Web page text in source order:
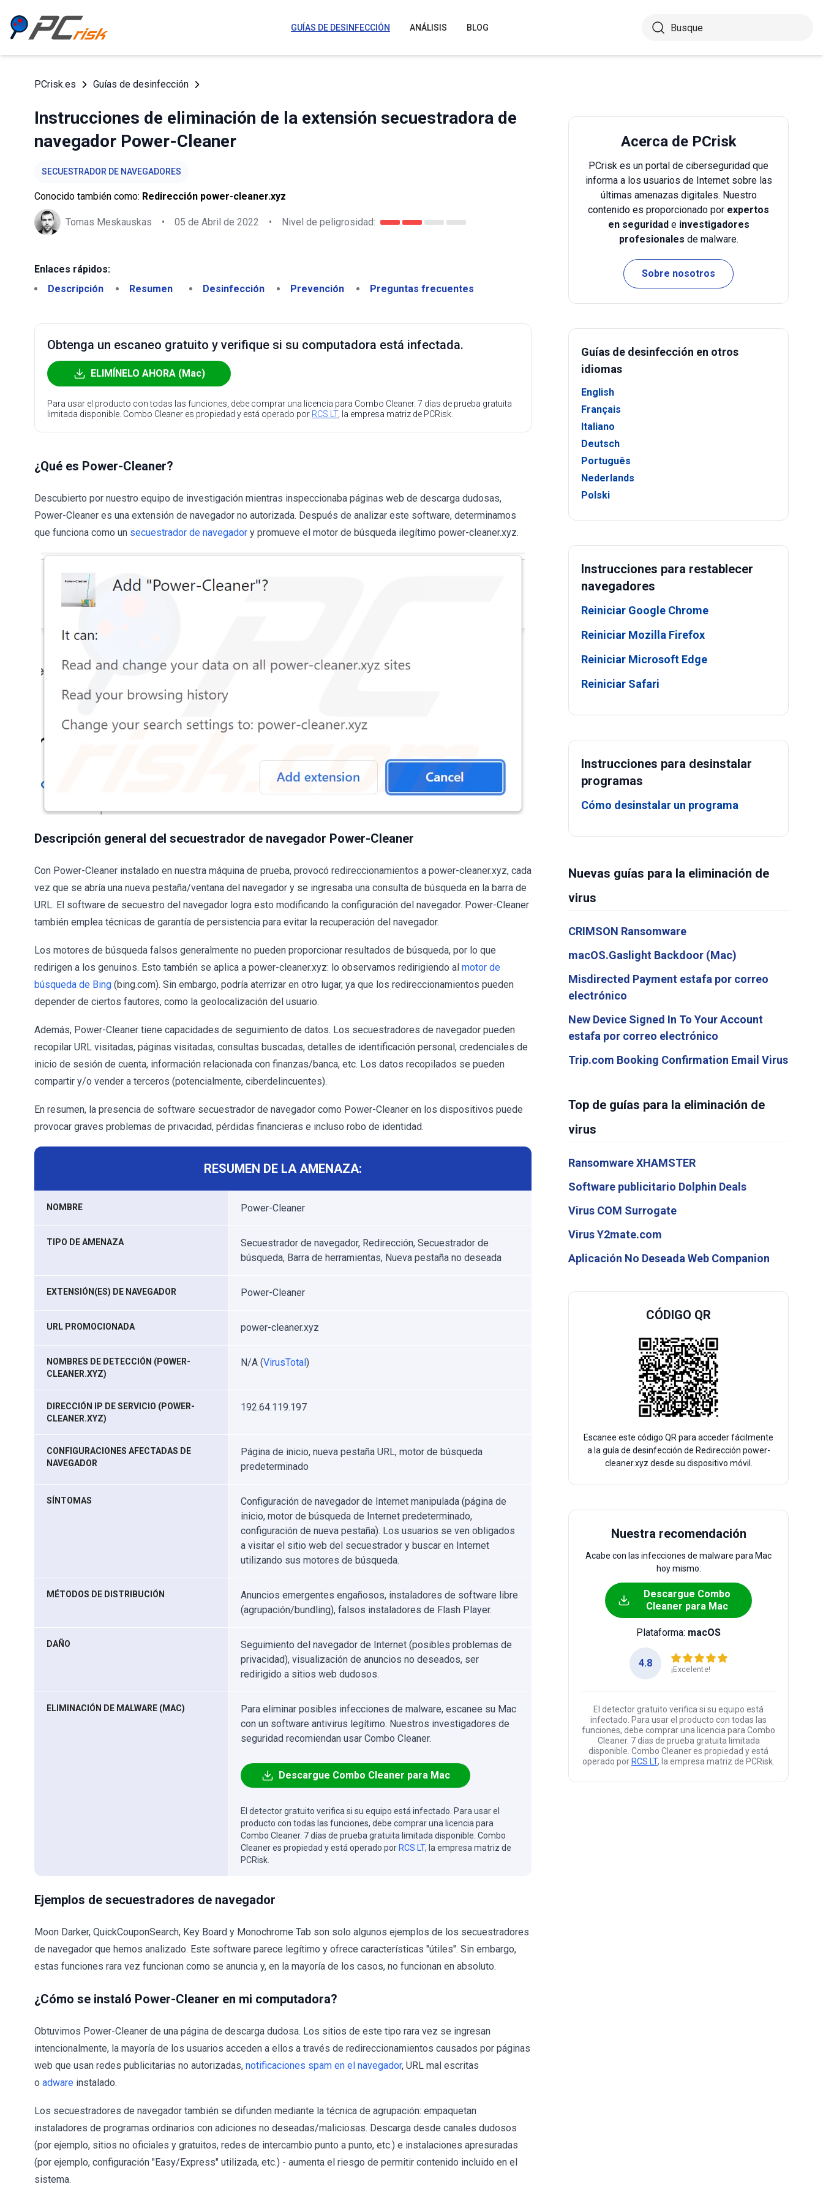
GUÍAS DE DESINFECCIÓN ANÁLISIS BLOG
PCrisk.es Guías de desinfección
Instrucciones de eliminación de la extensión secuestradora de
navegador Power-Cleaner
SECUESTRADOR DE NAVEGADORES
Conocido también como: Redirección power-cleaner.xyz
Tomas Meskauskas • 05 de Abril de 2022 • Nivel de peligrosidad:
Enlaces rápidos:
Descripción
Resumen Desinfección Prevención Preguntas frecuentes
Obtenga un escaneo gratuito y verifique si su computadora está infectada.
ELIMÍNELO AHORA (Mac)
Para usar el producto con todas las funciones, debe comprar una licencia para Combo Cleaner. 7 días de prueba gratuita
limitada disponible. Combo Cleaner es propiedad y está operado por RCS LT, la empresa matriz de PCRisk.
¿Qué es Power-Cleaner?
Descubierto por nuestro equipo de investigación mientras inspeccionaba páginas web de descarga dudosas,
Power-Cleaner es una extensión de navegador no autorizada. Después de analizar este software, determinamos
que funciona como un secuestrador de navegador y promueve el motor de búsqueda ilegítimo power-cleaner.xyz.
Descripción general del secuestrador de navegador Power-Cleaner
Con Power-Cleaner instalado en nuestra máquina de prueba, provocó redireccionamientos a power-cleaner.xyz, cada
vez que se abría una nueva pestaña/ventana del navegador y se ingresaba una consulta de búsqueda en la barra de
URL. El software de secuestro del navegador logra esto modificando la configuración del navegador. Power-Cleaner
también emplea técnicas de garantía de persistencia para evitar la recuperación del navegador.
Los motores de búsqueda falsos generalmente no pueden proporcionar resultados de búsqueda, por lo que
redirigen a los genuinos. Esto también se aplica a power-cleaner.xyz: lo observamos redirigiendo al motor de
búsqueda de Bing (bing.com). Sin embargo, podría aterrizar en otro lugar, ya que los redireccionamientos pueden
depender de ciertos fautores, como la geolocalización del usuario.
Además, Power-Cleaner tiene capacidades de seguimiento de datos. Los secuestradores de navegador pueden
recopilar URL visitadas, páginas visitadas, consultas buscadas, detalles de identificación personal, credenciales de
inicio de sesión de cuenta, información relacionada con finanzas/banca, etc. Los datos recopilados se pueden
compartir y/o vender a terceros (potencialmente, ciberdelincuentes).
En resumen, la presencia de software secuestrador de navegador como Power-Cleaner en los dispositivos puede
provocar graves problemas de privacidad, pérdidas financieras e incluso robo de identidad.
RESUMEN DE LA AMENAZA:
NOMBRE Power-Cleaner
TIPO DE AMENAZA
Secuestrador de navegador, Redirección, Secuestrador de
búsqueda, Barra de herramientas, Nueva pestaña no deseada
EXTENSIÓN(ES) DE NAVEGADOR Power-Cleaner
URL PROMOCIONADA power-cleaner.xyz
NOMBRES DE DETECCIÓN (POWER-
CLEANER.XYZ)
N/A (VirusTotal)
DIRECCIÓN IP DE SERVICIO (POWER-
CLEANER.XYZ)
192.64.119.197
CONFIGURACIONES AFECTADAS DE
NAVEGADOR
Página de inicio, nueva pestaña URL, motor de búsqueda
predeterminado
SÍNTOMAS
Configuración de navegador de Internet manipulada (página de
inicio, motor de búsqueda de Internet predeterminado,
configuración de nueva pestaña). Los usuarios se ven obligados
a visitar el sitio web del secuestrador y buscar en Internet
utilizando sus motores de búsqueda.
MÉTODOS DE DISTRIBUCIÓN
Anuncios emergentes engañosos, instaladores de software libre
(agrupación/bundling), falsos instaladores de Flash Player.
DAÑO
Seguimiento del navegador de Internet (posibles problemas de
privacidad), visualización de anuncios no deseados, ser
redirigido a sitios web dudosos.
ELIMINACIÓN DE MALWARE (MAC)
Para eliminar posibles infecciones de malware, escanee su Mac
con un software antivirus legítimo. Nuestros investigadores de
seguridad recomiendan usar Combo Cleaner.
Descargue Combo Cleaner para Mac
El detector gratuito verifica si su equipo está infectado. Para usar el
producto con todas las funciones, debe comprar una licencia para
Combo Cleaner. 7 días de prueba gratuita limitada disponible. Combo
Cleaner es propiedad y está operado por RCS LT, la empresa matriz de
PCRisk.
Ejemplos de secuestradores de navegador
Moon Darker, QuickCouponSearch, Key Board y Monochrome Tab son solo algunos ejemplos de los secuestradores
de navegador que hemos analizado. Este software parece legítimo y ofrece características "útiles". Sin embargo,
estas funciones rara vez funcionan como se anuncia y, en la mayoría de los casos, no funcionan en absoluto.
¿Cómo se instaló Power-Cleaner en mi computadora?
Obtuvimos Power-Cleaner de una página de descarga dudosa. Los sitios de este tipo rara vez se ingresan
intencionalmente, la mayoría de los usuarios acceden a ellos a través de redireccionamientos causados ​​por páginas
web que usan redes publicitarias no autorizadas, notificaciones spam en el navegador, URL mal escritas
o adware instalado.
Los secuestradores de navegador también se difunden mediante la técnica de agrupación: empaquetan
instaladores de programas ordinarios con adiciones no deseadas/maliciosas. Descarga desde canales dudosos
(por ejemplo, sitios no oficiales y gratuitos, redes de intercambio punto a punto, etc.) e instalaciones apresuradas
(por ejemplo, configuración "Easy/Express" utilizada, etc.) - aumenta el riesgo de permitir contenido incluido en el
sistema.
Acerca de PCrisk
PCrisk es un portal de ciberseguridad que
informa a los usuarios de Internet sobre las
últimas amenazas digitales. Nuestro
contenido es proporcionado por expertos
en seguridade investigadores
profesionales de malware.
Sobre nosotros
Guías de desinfección en otros
idiomas
English
Français
Italiano
Deutsch
Português
Nederlands
Polski
Instrucciones para restablecer
navegadores
Reiniciar Google Chrome
Reiniciar Mozilla Firefox
Reiniciar Microsoft Edge
Reiniciar Safari
Instrucciones para desinstalar
programas
Cómo desinstalar un programa
Nuevas guías para la eliminación de
virus
CRIMSON Ransomware
macOS.Gaslight Backdoor (Mac)
Misdirected Payment estafa por correo
electrónico
New Device Signed In To Your Account
estafa por correo electrónico
Trip.com Booking Confirmation Email Virus
Top de guías para la eliminación de
virus
Ransomware XHAMSTER
Software publicitario Dolphin Deals
Virus COM Surrogate
Virus Y2mate.com
Aplicación No Deseada Web Companion
CÓDIGO QR
Escanee este código QR para acceder fácilmente
a la guía de desinfección de Redirección power-
cleaner.xyz desde su dispositivo móvil.
Nuestra recomendación
Acabe con las infecciones de malware para Mac
hoy mismo:
Descargue Combo
Cleaner para Mac
Plataforma: macOS
4.8
¡Excelente!
El detector gratuito verifica si su equipo está
infectado. Para usar el producto con todas las
funciones, debe comprar una licencia para Combo
Cleaner. 7 días de prueba gratuita limitada
disponible. Combo Cleaner es propiedad y está
operado por RCS LT, la empresa matriz de PCRisk.